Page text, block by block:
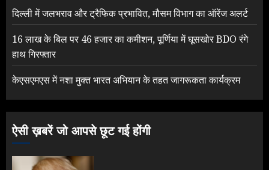
दिल्ली में जलभराव और ट्रैफिक प्रभावित, मौसम विभाग का ऑरेंज अलर्ट
16 लाख के बिल पर 46 हजार का कमीशन, पूर्णिया में घूसखोर BDO रंगे
हाथ गिरफ्तार
केएसएमएस में नशा मुक्त भारत अभियान के तहत जागरूकता कार्यक्रम
ऐसी ख़बरें जो आपसे छूट गई होंगी